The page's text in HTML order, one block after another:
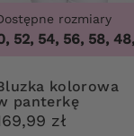
rozmiary
52, 54, 56, 58,48,
panterkę
zł